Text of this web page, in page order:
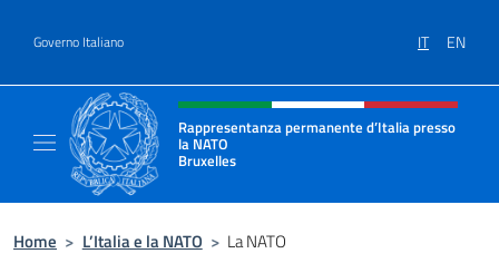
Governo Italiano IT EN
Intestazione sito, social e menù
Rappresentanza permanente d’Italia presso
la NATO
Bruxelles
Il sito ufficiale della Rappresentanza
Home > L’Italia e la NATO > La NATO